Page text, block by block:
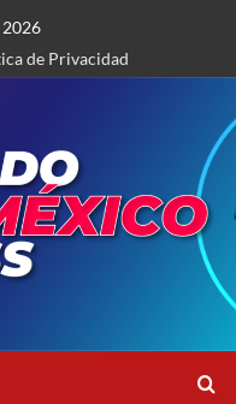
2026
de Privacidad